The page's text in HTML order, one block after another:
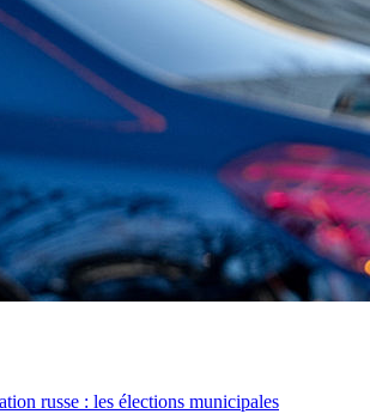
russe : les élections municipales